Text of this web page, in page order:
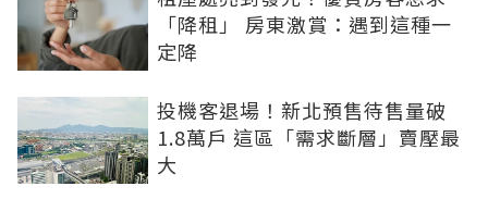
「降租」 房東激賞：遇到這種一
定降
投機客退場！新北預售待售量破
1.8萬戶 這區「需求斷層」賣壓最
大